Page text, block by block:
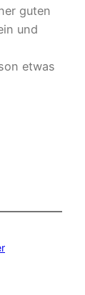
guten
und
etwas